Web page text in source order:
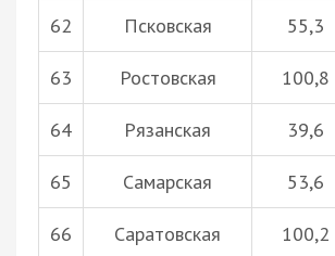
62 Псковская 55,3
63 Ростовская 100,8
64 Рязанская 39,6
65 Самарская 53,6
66 Саратовская 100,2